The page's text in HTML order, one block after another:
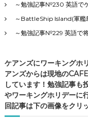
～勉強記事№230 英語で
～BattleShip Island(軍艦
～勉強記事№229 英語で
ケアンズにワーキングホ
アンズからは現地の
しています！勉強記事も
やワーキングホリデーに
回記事は下の画像をクリ